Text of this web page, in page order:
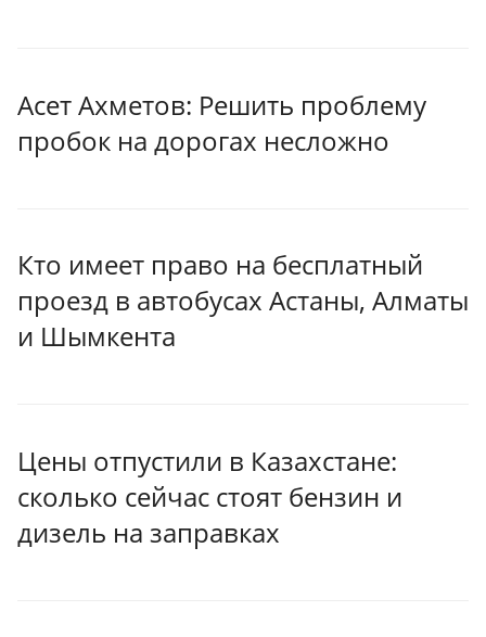
Асет Ахметов: Решить проблему
пробок на дорогах несложно
Кто имеет право на бесплатный
проезд в автобусах Астаны, Алматы
и Шымкента
Цены отпустили в Казахстане:
сколько сейчас стоят бензин и
дизель на заправках